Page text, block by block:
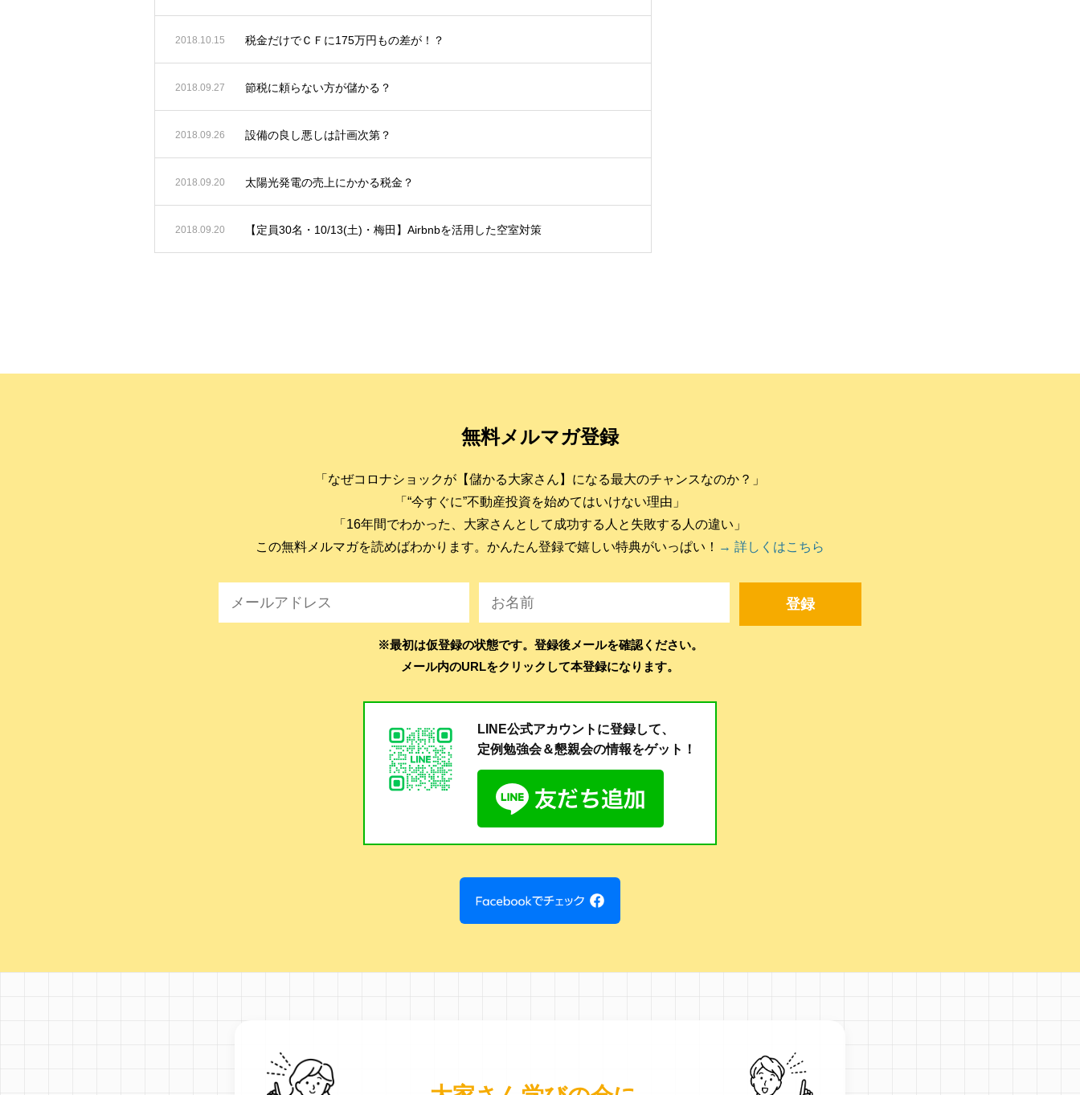
2018.10.15 税金だけでＣＦに175万円もの差が！？
2018.09.27 節税に頼らない方が儲かる？
2018.09.26 設備の良し悪しは計画次第？
2018.09.20 太陽光発電の売上にかかる税金？
2018.09.20 【定員30名・10/13(土)・梅田】Airbnbを活用した空室対策
無料メルマガ登録
「なぜコロナショックが【儲かる大家さん】になる最大のチャンスなのか？」
「“今すぐに”不動産投資を始めてはいけない理由」
「16年間でわかった、大家さんとして成功する人と失敗する人の違い」
この無料メルマガを読めばわかります。かんたん登録で嬉しい特典がいっぱい！ → 詳しくはこちら
※最初は仮登録の状態です。登録後メールを確認ください。
メール内のURLをクリックして本登録になります。
LINE公式アカウントに登録して、
定例勉強会＆懇親会の情報をゲット！